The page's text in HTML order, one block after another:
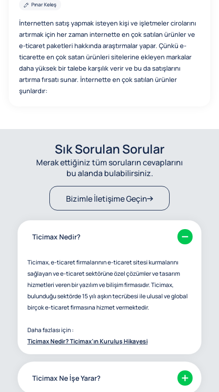
Pınar Keleş
İnternetten satış yapmak isteyen kişi ve işletmeler cirolarını
artırmak için her zaman internette en çok satılan ürünler ve
e-ticaret paketleri hakkında araştırmalar yapar. Çünkü e-
ticarette en çok satan ürünleri sitelerine ekleyen markalar
daha yüksek bir talebe karşılık verir ve bu da satışlarını
artırma fırsatı sunar. İnternette en çok satılan ürünler
şunlardır:
Sık Sorulan Sorular
Merak ettiğiniz tüm soruların cevaplarını
bu alanda bulabilirsiniz.
Bizimle İletişime Geçin
Ticimax Nedir?
Ticimax, e-ticaret firmalarının e-ticaret sitesi kurmalarını
sağlayan ve e-ticaret sektörüne özel çözümler ve tasarım
hizmetleri veren bir yazılım ve bilişim firmasıdır. Ticimax,
bulunduğu sektörde 15 yılı aşkın tecrübesi ile ulusal ve global
birçok e-ticaret firmasına hizmet vermektedir.
Daha fazlası için :
Ticimax Nedir? Ticimax'ın Kuruluş Hikayesi
Ticimax Ne İşe Yarar?